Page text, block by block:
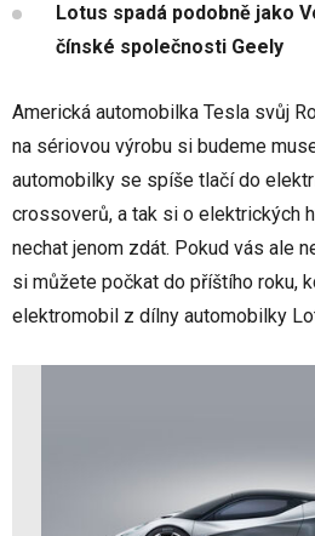
Lotus spadá podobně jako
čínské společnosti Geely
Americká automobilka Tesla svůj
na sériovou výrobu si budeme
automobilky se spíše tlačí do
crossoverů, a tak si o elektrických
nechat jenom zdát. Pokud vás ale
si můžete počkat do příštího roku,
elektromobil z dílny automobilky